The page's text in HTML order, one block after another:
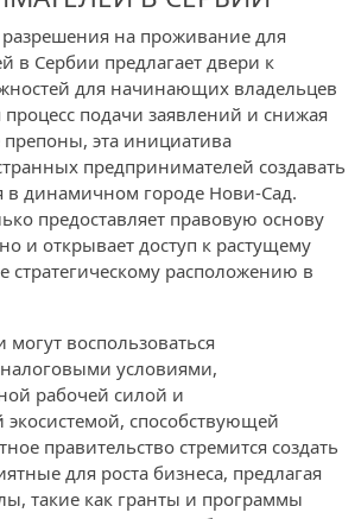
на проживание для
в Сербии предлагает двери к
для начинающих владельцев
подачи заявлений и снижая
эта инициатива
предпринимателей создавать
в динамичном городе Нови-Сад.
предоставляет правовую основу
и открывает доступ к растущему
стратегическому расположению в
воспользоваться
условиями,
рабочей силой и
способствующей
правительство стремится создать
для роста бизнеса, предлагая
такие как гранты и программы